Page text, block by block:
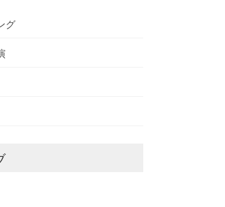
グ